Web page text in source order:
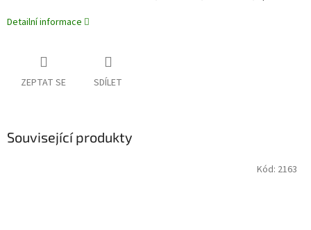
Detailní informace
ZEPTAT SE SDÍLET
Související produkty
Kód: 2163